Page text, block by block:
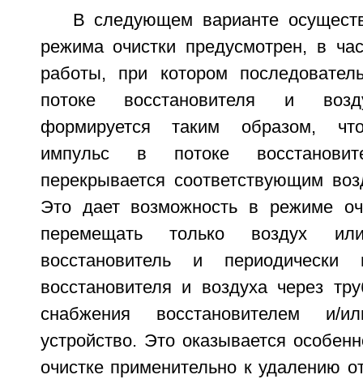
В следующем варианте
режима очистки предусмотрен, в
работы, при котором
потоке восстановителя и
формируется таким образом,
импульс в потоке
перекрывается соответствующим
Это дает возможность в режиме
перемещать только воздух
восстановитель и периодически
восстановителя и воздуха через
снабжения восстановителем и/
устройство. Это оказывается
очистке применительно к удалению